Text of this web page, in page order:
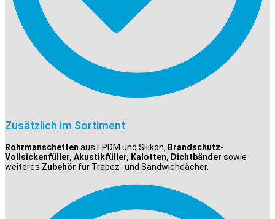
Zusätzlich im Sortiment
Rohrmanschetten aus EPDM und Silikon, Brandschutz-
Vollsickenfüller, Akustikfüller, Kalotten, Dichtbänder sowie
weiteres Zubehör für Trapez- und Sandwichdächer.